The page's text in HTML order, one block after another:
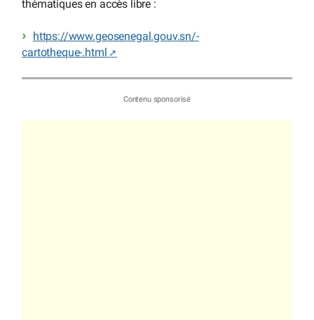
thématiques en accès libre :
https://www.geosenegal.gouv.sn/-
cartotheque-.html